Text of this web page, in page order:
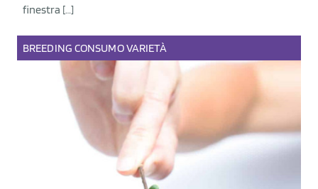
finestra […]
BREEDING CONSUMOVARIETÀ